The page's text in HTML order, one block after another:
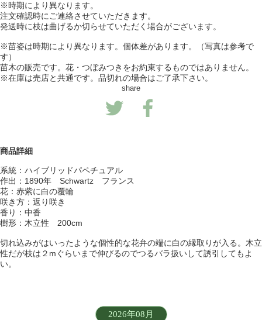
※時期により異なります。
注文確認時にご連絡させていただきます。
発送時に枝は曲げるか切らせていただく場合がございます。
※苗姿は時期により異なります。個体差があります。（写真は参考で
す）
苗木の販売です。花・つぼみつきをお約束するものではありません。
※在庫は売店と共通です。品切れの場合はご了承下さい。
share
商品詳細
系統：ハイブリッドパペチュアル
作出：1890年 Schwartz フランス
花：赤紫に白の覆輪
咲き方：返り咲き
香り：中香
樹形：木立性 200cm
切れ込みがはいったような個性的な花弁の端に白の縁取りが入る。木立
性だが枝は２mぐらいまで伸びるのでつるバラ扱いして誘引してもよ
い。
2026年08月